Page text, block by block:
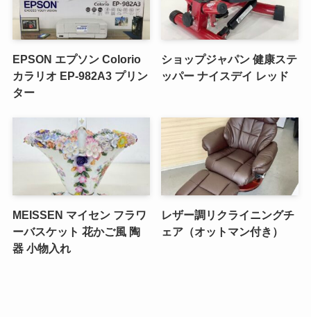
EPSON エプソン Colorio
カラリオ EP-982A3 プリン
ター
ショップジャパン 健康ステ
ッパー ナイスデイ レッド
MEISSEN マイセン フラワ
ーバスケット 花かご風 陶
器 小物入れ
レザー調リクライニングチ
ェア（オットマン付き）